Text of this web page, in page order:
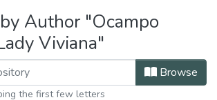
Communities & Collections
Author "Ocampo
Viviana"
Browse
the first few letters